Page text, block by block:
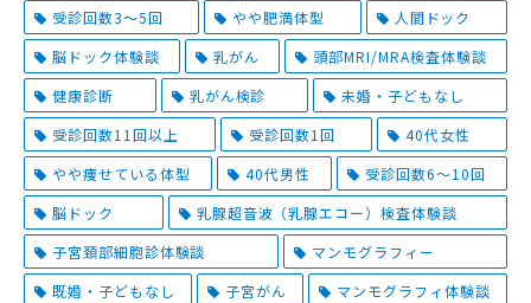
受診回数3～5回
やや肥満体型
人間ドック
脳ドック体験談
乳がん
頭部MRI/MRA検査体験談
健康診断
乳がん検診
未婚・子どもなし
受診回数11回以上
受診回数1回
40代女性
やや痩せている体型
40代男性
受診回数6～10回
脳ドック
乳腺超音波（乳腺エコー）検査体験談
子宮頚部細胞診体験談
マンモグラフィー
既婚・子どもなし
子宮がん
マンモグラフィ体験談